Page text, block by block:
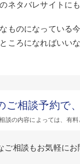
ネタバレサイトに
ものになっている
ころになればいいな
ご相談予約で
談の内容によっては、有
ご相談もお気軽に